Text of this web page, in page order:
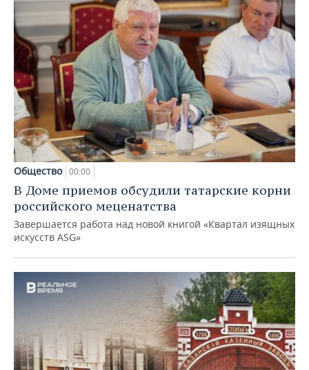
Общество 00:00
В Доме приемов обсудили татарские корни
российского меценатства
Завершается работа над новой книгой «Квартал изящных
искусств ASG»